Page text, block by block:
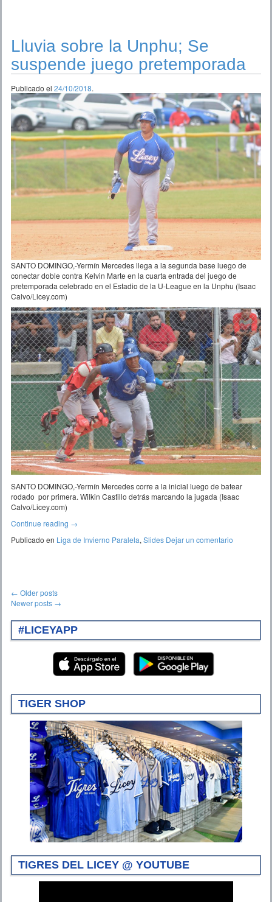
Lluvia sobre la Unphu; Se
suspende juego pretemporada
Publicado el 24/10/2018.
SANTO DOMINGO,-Yermín Mercedes llega a la segunda base luego de
conectar doble contra Kelvin Marte en la cuarta entrada del juego de
pretemporada celebrado en el Estadio de la U-League en la Unphu (Isaac
Calvo/Licey.com)
SANTO DOMINGO,-Yermín Mercedes corre a la inicial luego de batear
rodado por primera. Wilkin Castillo detrás marcando la jugada (Isaac
Calvo/Licey.com)
Continue reading →
Publicado en Liga de Invierno Paralela, Slides Dejar un comentario
Post
navigation
← Older posts
Newer posts →
#LICEYAPP
TIGER SHOP
TIGRES DEL LICEY @ YOUTUBE